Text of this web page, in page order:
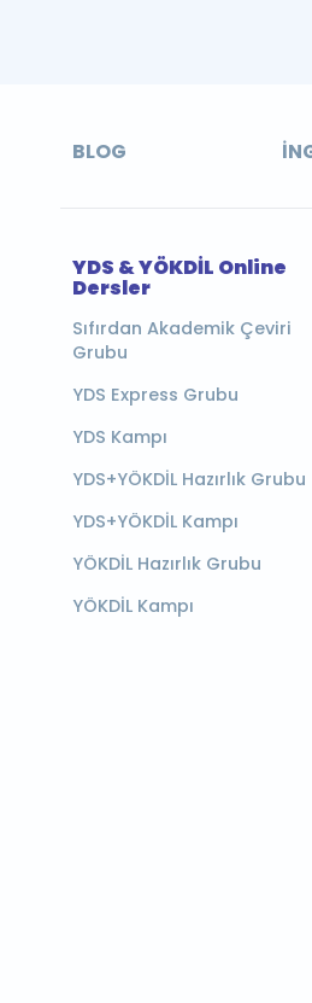
BLOG
YDS & YÖKDİL Online
Dersler
Sıfırdan Akademik Çeviri
Grubu
YDS Express Grubu
YDS Kampı
YDS+YÖKDİL Hazırlık Grubu
YDS+YÖKDİL Kampı
YÖKDİL Hazırlık Grubu
YÖKDİL Kampı